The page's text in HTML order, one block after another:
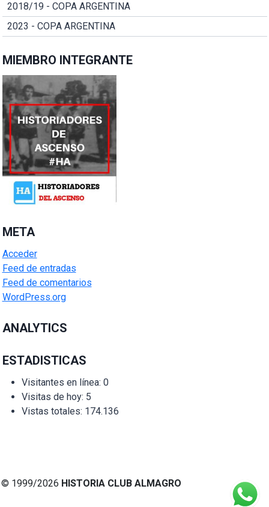
2018/19 - COPA ARGENTINA
2023 - COPA ARGENTINA
MIEMBRO INTEGRANTE
META
Acceder
Feed de entradas
Feed de comentarios
WordPress.org
ANALYTICS
ESTADISTICAS
Visitantes en línea: 0
Visitas de hoy: 5
Vistas totales: 174.136
© 1999/2026 HISTORIA CLUB ALMAGRO